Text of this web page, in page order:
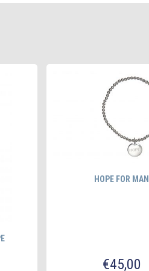
HOPE FOR MAN
€45,00